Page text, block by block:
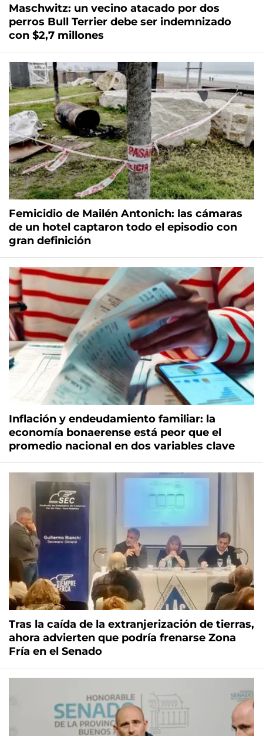
Maschwitz: un vecino atacado por dos
perros Bull Terrier debe ser indemnizado
con $2,7 millones
Femicidio de Mailén Antonich: las cámaras
de un hotel captaron todo el episodio con
gran definición
Inflación y endeudamiento familiar: la
economía bonaerense está peor que el
promedio nacional en dos variables clave
Tras la caída de la extranjerización de tierras,
ahora advierten que podría frenarse Zona
Fría en el Senado